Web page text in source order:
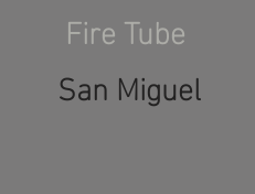
Fire Tube
San Miguel